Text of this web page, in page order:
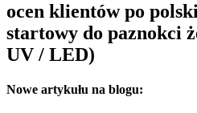
ocen klientów po
startowy do paznokci
UV / LED)
Nowe artykułu na blogu: